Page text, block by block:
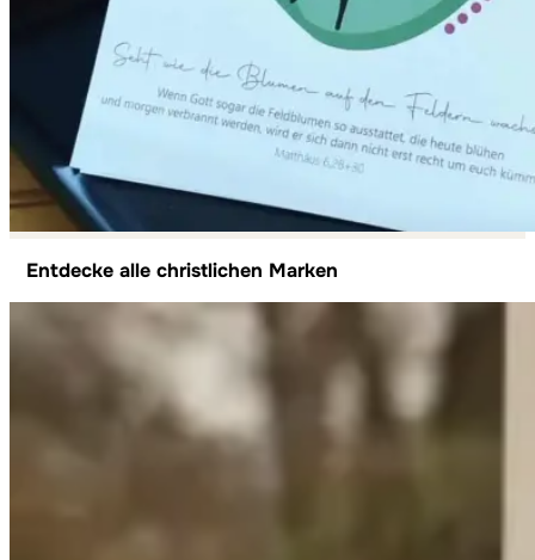
Entdecke alle christlichen Marken